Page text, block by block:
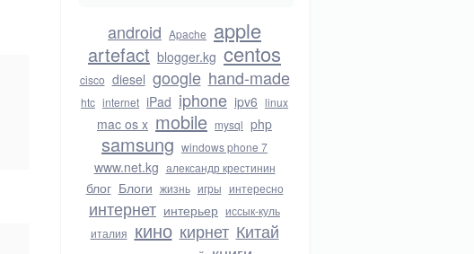
android Apache apple
artefact blogger.kg centos
cisco diesel google hand-made
htc internet iPad iphone ipv6 linux
mac os x mobile mysql php
samsung windows phone 7
www.net.kg александр крестинин
блог Блоги жизнь игры интересно
интернет интерьер иссык-куль
италия кино кирнет Китай